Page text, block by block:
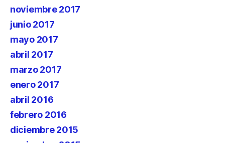
noviembre 2017
junio 2017
mayo 2017
abril 2017
marzo 2017
enero 2017
abril 2016
febrero 2016
diciembre 2015